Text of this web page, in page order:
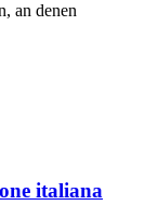
an denen
italiana